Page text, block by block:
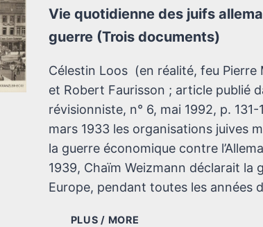
Vie quotidienne des juifs
guerre (Trois documents)
Célestin Loos (en réalité, feu Pierre
et Robert Faurisson ; article publié
révisionniste, n° 6, mai 1992, p. 131-
mars 1933 les organisations juives
la guerre économique contre
1939, Chaïm Weizmann déclarait la
Europe, pendant toutes les années
PLUS / MORE